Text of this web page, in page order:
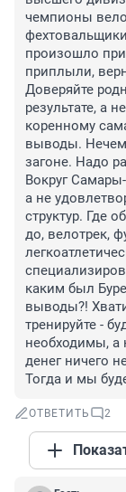
чемпионы
произошло
приплыли,
Доверяйте
результате, а
коренному
выводы. Нечем
загоне. Надо
Вокруг
а не
структур. Где
до, велотрек,
каким был
выводы?!
тренируйте -
необходимы, а
денег ничего
Тогда и мы
ОТВЕТИТЬ 2